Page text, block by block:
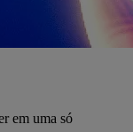
em uma só